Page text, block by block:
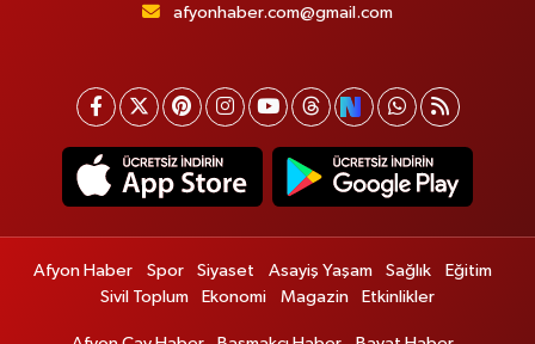
afyonhaber.com@gmail.com
Afyon Haber Spor Siyaset Asayiş Yaşam Sağlık
Eğitim
Sivil Toplum
Ekonomi Magazin Etkinlikler